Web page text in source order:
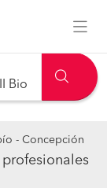
- Concepción